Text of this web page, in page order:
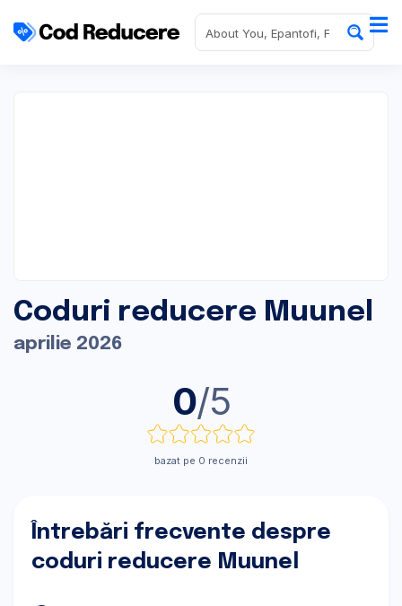
Coduri reducere Muunel
aprilie 2026
0/5
bazat pe 0 recenzii
Întrebări frecvente despre
coduri reducere Muunel